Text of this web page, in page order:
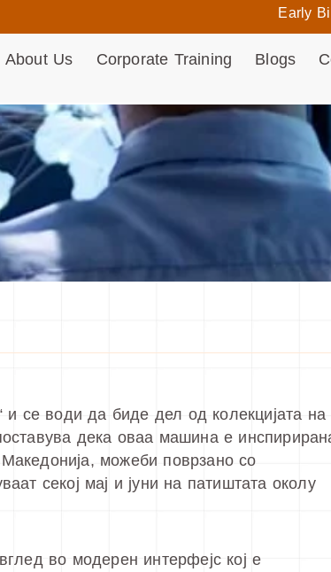
Early Bird gets
About Us Corporate Training Blogs
и се води да биде дел од колекцијата на
дека оваа машина е
можеби поврзано со
секој мај и јуни на патиштата околу
во модерен интерфејс кој е